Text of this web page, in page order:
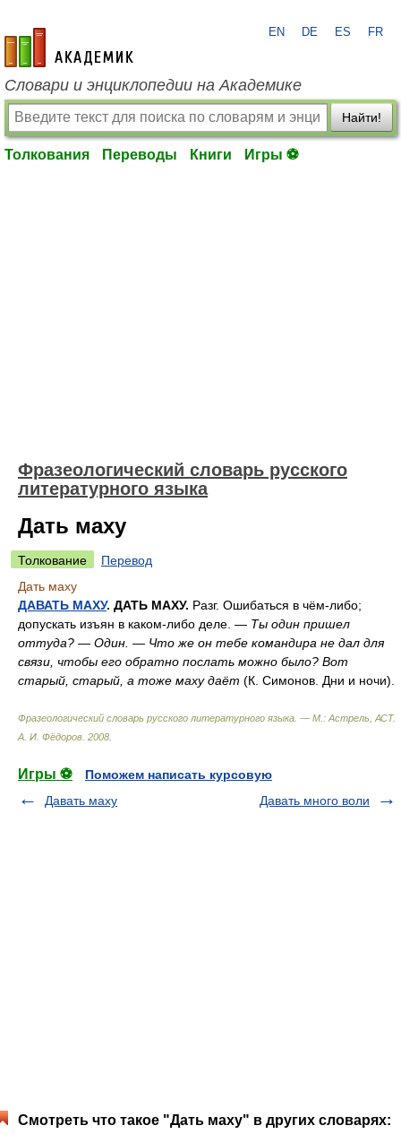
academic.ru
EN DE ES FR
Словари и энциклопедии на Академике
Найти!
Толкования Переводы Книги Игры ⚽
Фразеологический словарь русского
литературного языка
Дать маху
Толкование
Перевод
Дать маху
ДАВАТЬ МАХУ. ДАТЬ МАХУ. Разг. Ошибаться в чём-либо;
допускать изъян в каком-либо деле. — Ты один пришел
оттуда? — Один. — Что же он тебе командира не дал для
связи, чтобы его обратно послать можно было? Вот
старый, старый, а тоже маху даёт (К. Симонов. Дни и ночи).
Фразеологический словарь русского литературного языка. — М.: Астрель, АСТ.
А. И. Фёдоров 2008
Игры ⚽
Поможем написать курсовую
Давать маху
Давать много воли
Смотреть что такое "Дать маху" в других словарях: